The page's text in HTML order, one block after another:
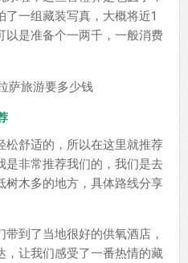
一组藏装写真，大概将近1
以是准备个一两千，一般消费
松舒适的，所以在这里就推荐
是非常推荐我们的，我们是去
树木多的地方，具体路线分享
到了当地很好的供氧酒店，
，让我们感受了一番热情的藏